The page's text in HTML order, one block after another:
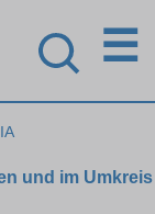
☰
und im Umkreis